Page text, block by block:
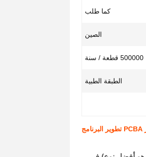
كما طلب
الصين
500000 قطعة / سنة
الطبقة الطبية